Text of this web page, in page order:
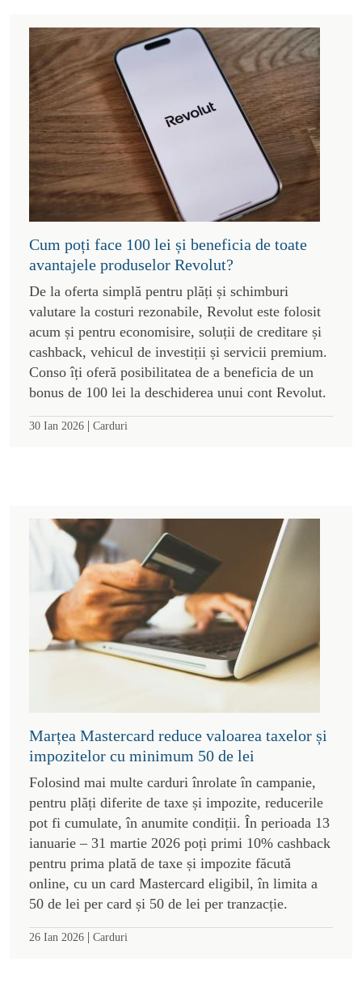
Cum poți face 100 lei și beneficia de toate
avantajele produselor Revolut?
De la oferta simplă pentru plăți și schimburi
valutare la costuri rezonabile, Revolut este folosit
acum și pentru economisire, soluții de creditare și
cashback, vehicul de investiții și servicii premium.
Conso îți oferă posibilitatea de a beneficia de un
bonus de 100 lei la deschiderea unui cont Revolut.
30 Ian 2026 | Carduri
Marțea Mastercard reduce valoarea taxelor și
impozitelor cu minimum 50 de lei
Folosind mai multe carduri înrolate în campanie,
pentru plăți diferite de taxe și impozite, reducerile
pot fi cumulate, în anumite condiții. În perioada 13
ianuarie – 31 martie 2026 poți primi 10% cashback
pentru prima plată de taxe și impozite făcută
online, cu un card Mastercard eligibil, în limita a
50 de lei per card și 50 de lei per tranzacție.
26 Ian 2026 | Carduri